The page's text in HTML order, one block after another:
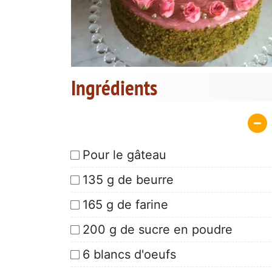
Ingrédients
Pour le gâteau
135 g de beurre
165 g de farine
200 g de sucre en poudre
6 blancs d'oeufs